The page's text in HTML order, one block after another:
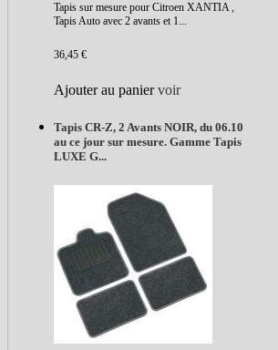
Tapis sur mesure pour Citroen XANTIA ,
Tapis Auto avec 2 avants et 1...
36,45 €
Ajouter au panier voir
Tapis CR-Z, 2 Avants NOIR, du 06.10
au ce jour sur mesure. Gamme Tapis
LUXE G...